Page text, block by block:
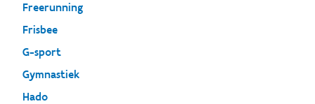
Freerunning
Frisbee
G-sport
Gymnastiek
Hado